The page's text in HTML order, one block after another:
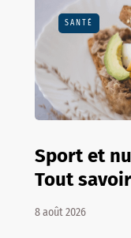
SANTÉ
Sport et
Tout savoir
8 août 2026